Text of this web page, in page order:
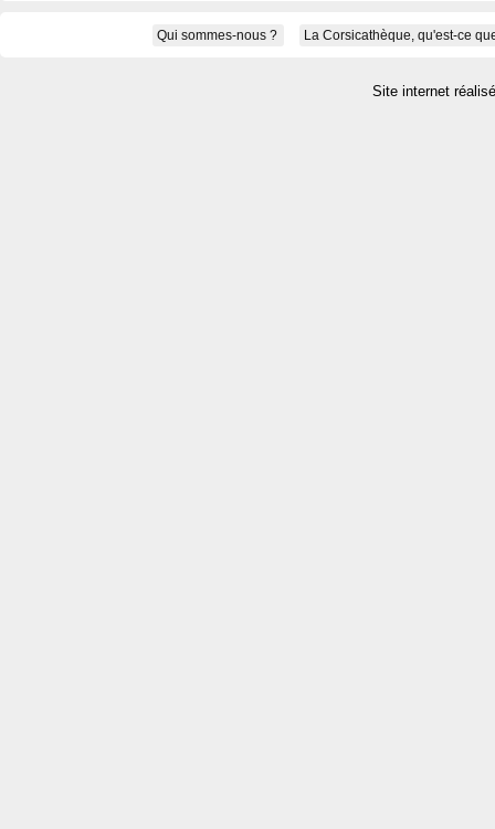
Qui sommes-nous ? La Corsicathèque, qu'est-ce
Site internet